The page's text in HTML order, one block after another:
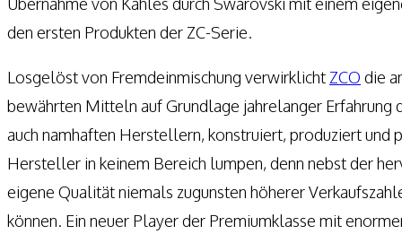
den ersten Produkten der ZC-Serie.
Losgelöst von Fremdeinmischung verwirklicht ZCO die
bewährten Mitteln auf Grundlage jahrelanger
auch namhaften Herstellern, konstruiert, produziert und
Hersteller in keinem Bereich lumpen, denn nebst der
eigene Qualität niemals zugunsten höherer
können. Ein neuer Player der Premiumklasse mit